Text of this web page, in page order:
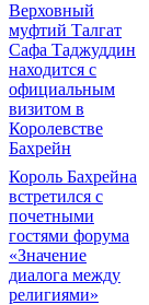
Верховный
муфтий Талгат
Сафа Таджуддин
находится с
официальным
визитом в
Королевстве
Бахрейн
Король Бахрейна
встретился с
почетными
гостями форума
«Значение
диалога между
религиями»